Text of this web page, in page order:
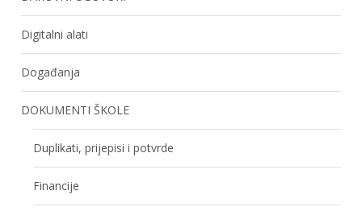
Digitalni alati
Događanja
DOKUMENTI ŠKOLE
Duplikati, prijepisi i potvrde
Financije